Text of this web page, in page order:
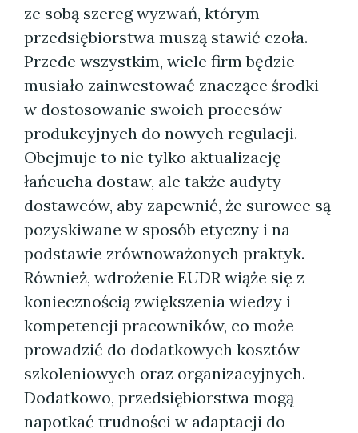
ze sobą szereg wyzwań, którym
przedsiębiorstwa muszą stawić czoła.
Przede wszystkim, wiele firm będzie
musiało zainwestować znaczące środki
w dostosowanie swoich procesów
produkcyjnych do nowych regulacji.
Obejmuje to nie tylko aktualizację
łańcucha dostaw, ale także audyty
dostawców, aby zapewnić, że surowce są
pozyskiwane w sposób etyczny i na
podstawie zrównoważonych praktyk.
Również, wdrożenie EUDR wiąże się z
koniecznością zwiększenia wiedzy i
kompetencji pracowników, co może
prowadzić do dodatkowych kosztów
szkoleniowych oraz organizacyjnych.
Dodatkowo, przedsiębiorstwa mogą
napotkać trudności w adaptacji do